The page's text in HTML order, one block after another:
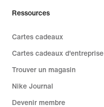
Ressources
Cartes cadeaux
Cartes cadeaux d'entreprise
Trouver un magasin
Nike Journal
Devenir membre